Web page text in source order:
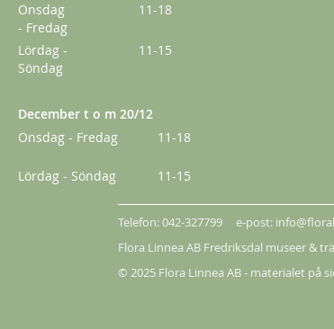
Onsdag
- Fredag
11-18
Lördag -
Söndag
11-15
December t o m 20/12
Onsdag - Fredag
11-18
Lördag - Söndag 11-15
Telefon: 042-327799 e-post:
Flora Linnea AB Fredriksdal museer &
© 2025 Flora Linnea AB - materialet på